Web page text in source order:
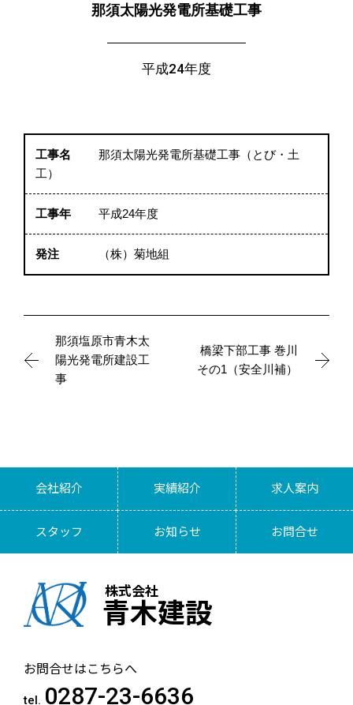
那須太陽光発電所基礎工事
平成24年度
工事名
那須太陽光発電所基礎工事（とび・土
工）
工事年 平成24年度
発注 （株）菊地組
那須塩原市青木太
陽光発電所建設工
事
橋梁下部工事 巻川
その1（安全川補）
会社紹介 実績紹介 求人案内
スタッフ お知らせ お問合せ
株式会社
青木建設
お問合せはこちらへ
tel. 0287-23-6636